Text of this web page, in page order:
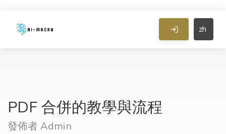
zh
PDF 合併的教學與流程
發佈者 Admin